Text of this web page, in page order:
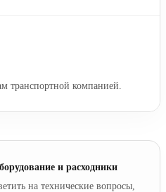
транспортной компанией.
и расходники
на технические вопросы,